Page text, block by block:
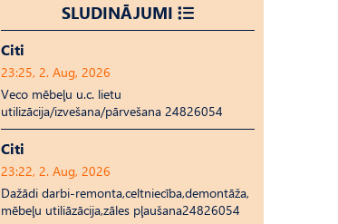
SLUDINĀJUMI
Citi
23:25, 2. Aug, 2026
Veco mēbeļu u.c. lietu
utilizācija/izvešana/pārvešana 24826054
Citi
23:22, 2. Aug, 2026
Dažādi darbi-remonta,celtniecība,demontāža,
mēbeļu utiliāzācija,zāles pļaušana24826054